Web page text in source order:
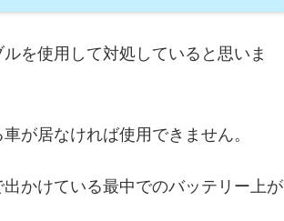
を使用して対処していると思いま
が居なければ使用できません。
かけている最中でのバッテリー上が